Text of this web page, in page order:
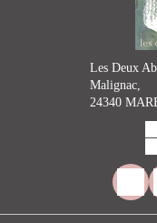
Les Deux
Malignac,
24340